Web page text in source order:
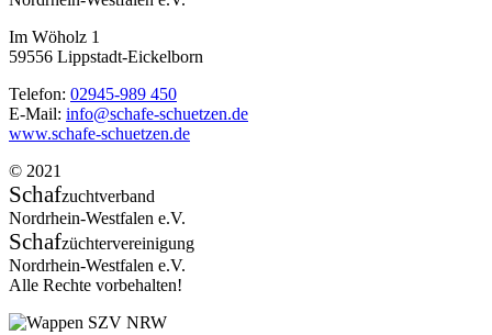
Im Wöholz 1
59556 Lippstadt-Eickelborn
Telefon: 02945-989 450
E-Mail: info@schafe-schuetzen.de
www.schafe-schuetzen.de
© 2021
Schafzuchtverband
Nordrhein-Westfalen e.V.
Schafzüchtervereinigung
Nordrhein-Westfalen e.V.
Alle Rechte vorbehalten!